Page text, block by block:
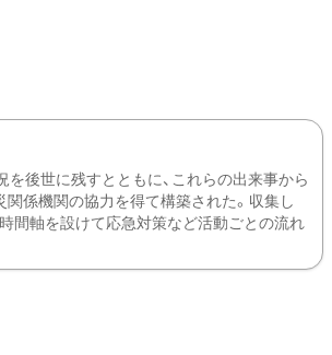
後世に残すとともに、これらの出来事から
係機関の協力を得て構築された。収集し
間軸を設けて応急対策など活動ごとの流れ